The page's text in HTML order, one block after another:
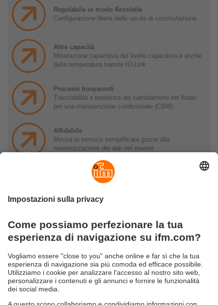
Regolabile in modo flessibile
Configurazione libera delle uscite di commutazione
Altre capacità
Misurazione capacitiva del livello capacitiva e anche
della temperatura tramite IO-Link
Processi trasparenti
Tracciabilità e tendenza dei cambiamenti nel fluido
per una manutenzione condizionale (CBM)
Affidabile
Messa in servizio semplificata grazie alla
memorizzazione dei dati nel master
Orientato a soluzioni
Soluzioni complete per la tua applicazione